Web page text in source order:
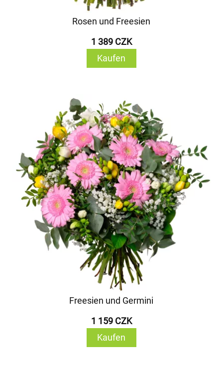
Rosen und Freesien
1 389 CZK
Kaufen
Freesien und Germini
1 159 CZK
Kaufen